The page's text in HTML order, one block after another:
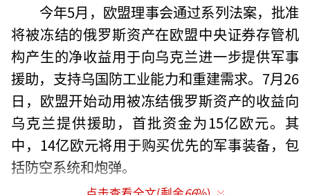
今年5月，欧盟理事会通过系列法案，批准
将被冻结的俄罗斯资产在欧盟中央证券存管机
构产生的净收益用于向乌克兰进一步提供军事
援助，支持乌国防工业能力和重建需求。7月26
日，欧盟开始动用被冻结俄罗斯资产的收益向
乌克兰提供援助，首批资金为15亿欧元。其
中，14亿欧元将用于购买优先的军事装备，包
括防空系统和炮弹。